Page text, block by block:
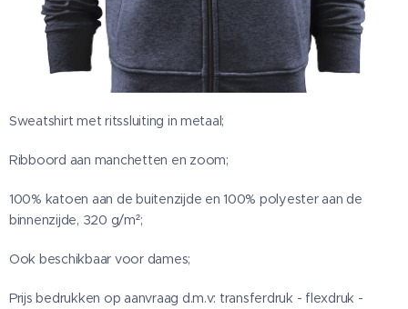
Sweatshirt met ritssluiting in metaal;
Ribboord aan manchetten en zoom;
100% katoen aan de buitenzijde en 100% polyester aan de
binnenzijde, 320 g/m²;
Ook beschikbaar voor dames;
Prijs bedrukken op aanvraag d.m.v: transferdruk - flexdruk -